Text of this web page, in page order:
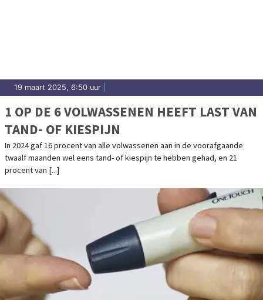
19 maart 2025, 6:50 uur
1 OP DE 6 VOLWASSENEN HEEFT LAST VAN
TAND- OF KIESPIJN
In 2024 gaf 16 procent van alle volwassenen aan in de voorafgaande
twaalf maanden wel eens tand- of kiespijn te hebben gehad, en 21
procent van [...]